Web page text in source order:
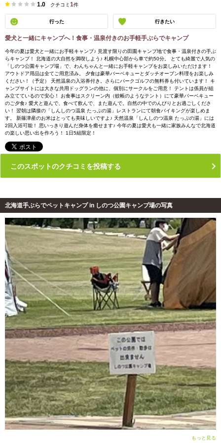
1.0 クチコミ 1件
行った 行きたい
愛犬と一緒にキャンプへ！食事・温泉付きのお手軽手ぶらでキャンプ
今年の夏は愛犬と一緒にお手軽キャンプ♪ 見渡す限りの田園キャンプ地で食事・温泉付きの手ぶ
らキャンプ！ 北海道の大自然を満喫しよう♪ 札幌中心部から車で約50分。 とても綺麗で人気の
「しのつ公園キャンプ場」で、わんちゃんと一緒にお手軽キャンプをお楽しみいただけます！
アウトドア用品は全てご用意済み。 夕食は豪華バーベキューとダッチオーブン料理をお楽しみ
ください！（予定） 天然温泉の入浴券付き。さらにパークゴルフの無料券も付いています！ キ
ャンプサイトには大きな共用ドッグランの他に、個別にサークルをご用意！ テントは係員が組
み立てているので安心！ お食事はスクリーン内（蚊帳のようなテント）にて豪華バーベキュー
のご夕食♪ 愛犬と遊んで、食べて飲んで、また遊んで。自然の中でのんびりとお過ごしくださ
い！ 翌朝は隣接の「しんしのつ温泉 たっぷの湯」レストランにて朝食バイキングが楽しめま
す。 新篠津産のお米はとっても美味しいですよ♪ 天然温泉「しんしのつ温泉 たっぷの湯」には
2回入浴可能！ 思いっきり遊んだ身体を癒せます♪ 今年の夏は愛犬も一緒に家族みんなで北海道
の楽しい思い出を作ろう！ 1日5組限定！
このスポットのクチコミを投稿する
北海道手ぶらでペットキャンプ in しのつ公園キャンプ場の写真
もっと見る